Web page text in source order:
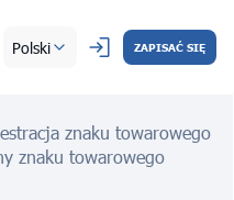
Polski ZAPISAĆ SIĘ
znaku towarowego
znaku towarowego